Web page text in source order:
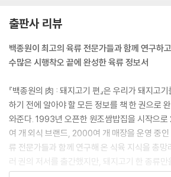
고기에 대해 많이 알면 알수록 우리가 느끼는 맛
어느 부위에서 나오는지, 그 부위의 운동량과 지
해할수록 머릿속으로 느껴지는 맛은 달라질 수
로 특정 부위육의 새로운 상품화 방법을 연구
은 방향을 제안하는 발전을 이룰 수 있지 않을까
『백종원의 肉 : 돼지고기 편』은 돼지고기의 현
적인 지침서다. 각 부위육의 상품화 방법에 대한
의 인식 개선 등 앞으로 더욱 많은 연구와 노력
한 식견을 가진 전문가분들이 활발하게 참여하
출판사 리뷰
백종원이 최고의 육류 전문가들과 함께 연구하고
수많은 시행착오 끝에 완성한 육류 정보서
『백종원의 肉 : 돼지고기 편』은 우리가 돼지고
하기 전에 알아야 할 모든 정보를 책 한 권으로
와준다. 1993년 오픈한 원조쌈밥집을 시작으
여 개 외식 브랜드, 2000여 개 매장을 운영 중
류 전문가들과 함께 연구해 온 식육 지식을 총망
러 권의 저서를 출간했지만, 돼지고기 한 종류